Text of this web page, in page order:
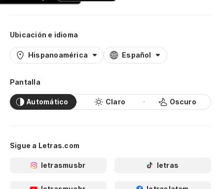
Ubicación e idioma
Hispanoamérica Español
Pantalla
Automático Claro Oscuro
Sigue a Letras.com
letrasmusbr letras